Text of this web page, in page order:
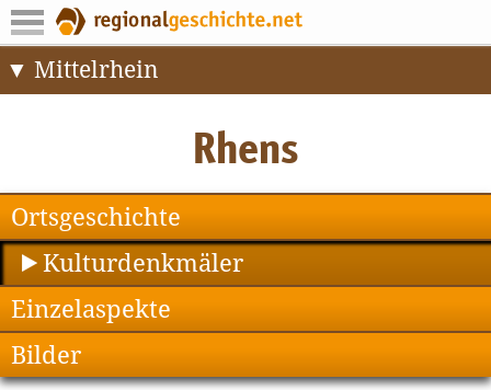
Mittelrhein
Ortsgeschichte
Kulturdenkmäler
Einzelaspekte
Bilder